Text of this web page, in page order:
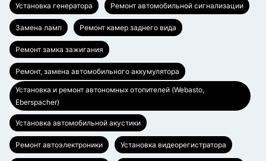
Установка генератора Ремонт автомобильной сигнализации
Замена ламп Ремонт камер заднего вида
Ремонт замка зажигания
Ремонт, замена автомобильного аккумулятора
Установка и ремонт автономных отопителей (Webasto,
Eberspacher)
Установка автомобильной акустики
Ремонт автоэлектроники Установка видеорегистратора